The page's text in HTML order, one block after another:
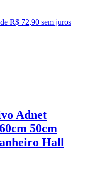
R$ 72,90 sem juros
Adnet
50cm
Hall